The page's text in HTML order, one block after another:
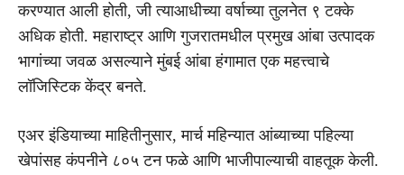
करण्यात आली होती, जी त्याआधीच्या वर्षाच्या तुलनेत ९ टक्के
अधिक होती. महाराष्ट्र आणि गुजरातमधील प्रमुख आंबा उत्पादक
भागांच्या जवळ असल्याने मुंबई आंबा हंगामात एक महत्त्वाचे
लॉजिस्टिक केंद्र बनते.
एअर इंडियाच्या माहितीनुसार, मार्च महिन्यात आंब्याच्या पहिल्या
खेपांसह कंपनीने ८०५ टन फळे आणि भाजीपाल्याची वाहतूक केली.